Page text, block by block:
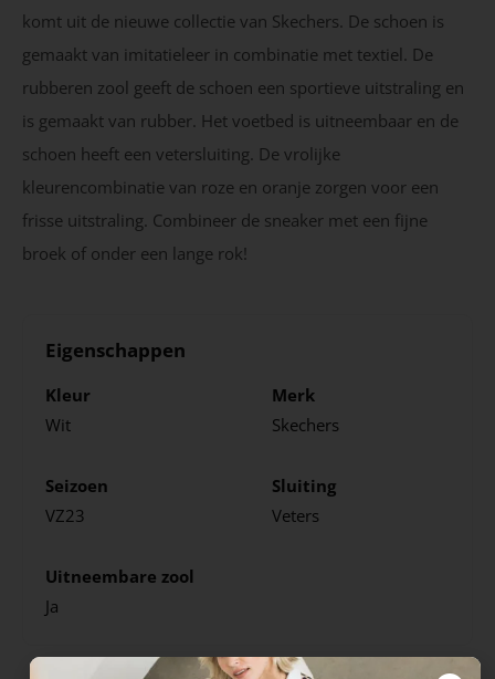
komt uit de nieuwe collectie van Skechers. De schoen is
gemaakt van imitatieleer in combinatie met textiel. De
rubberen zool geeft de schoen een sportieve uitstraling en
is gemaakt van rubber. Het voetbed is uitneembaar en de
schoen heeft een vetersluiting. De vrolijke
kleurencombinatie van roze en oranje zorgen voor een
frisse uitstraling. Combineer de sneaker met een fijne
broek of onder een lange rok!
Eigenschappen
Kleur
Wit
Merk
Skechers
Seizoen
VZ23
Sluiting
Veters
Uitneembare zool
Ja